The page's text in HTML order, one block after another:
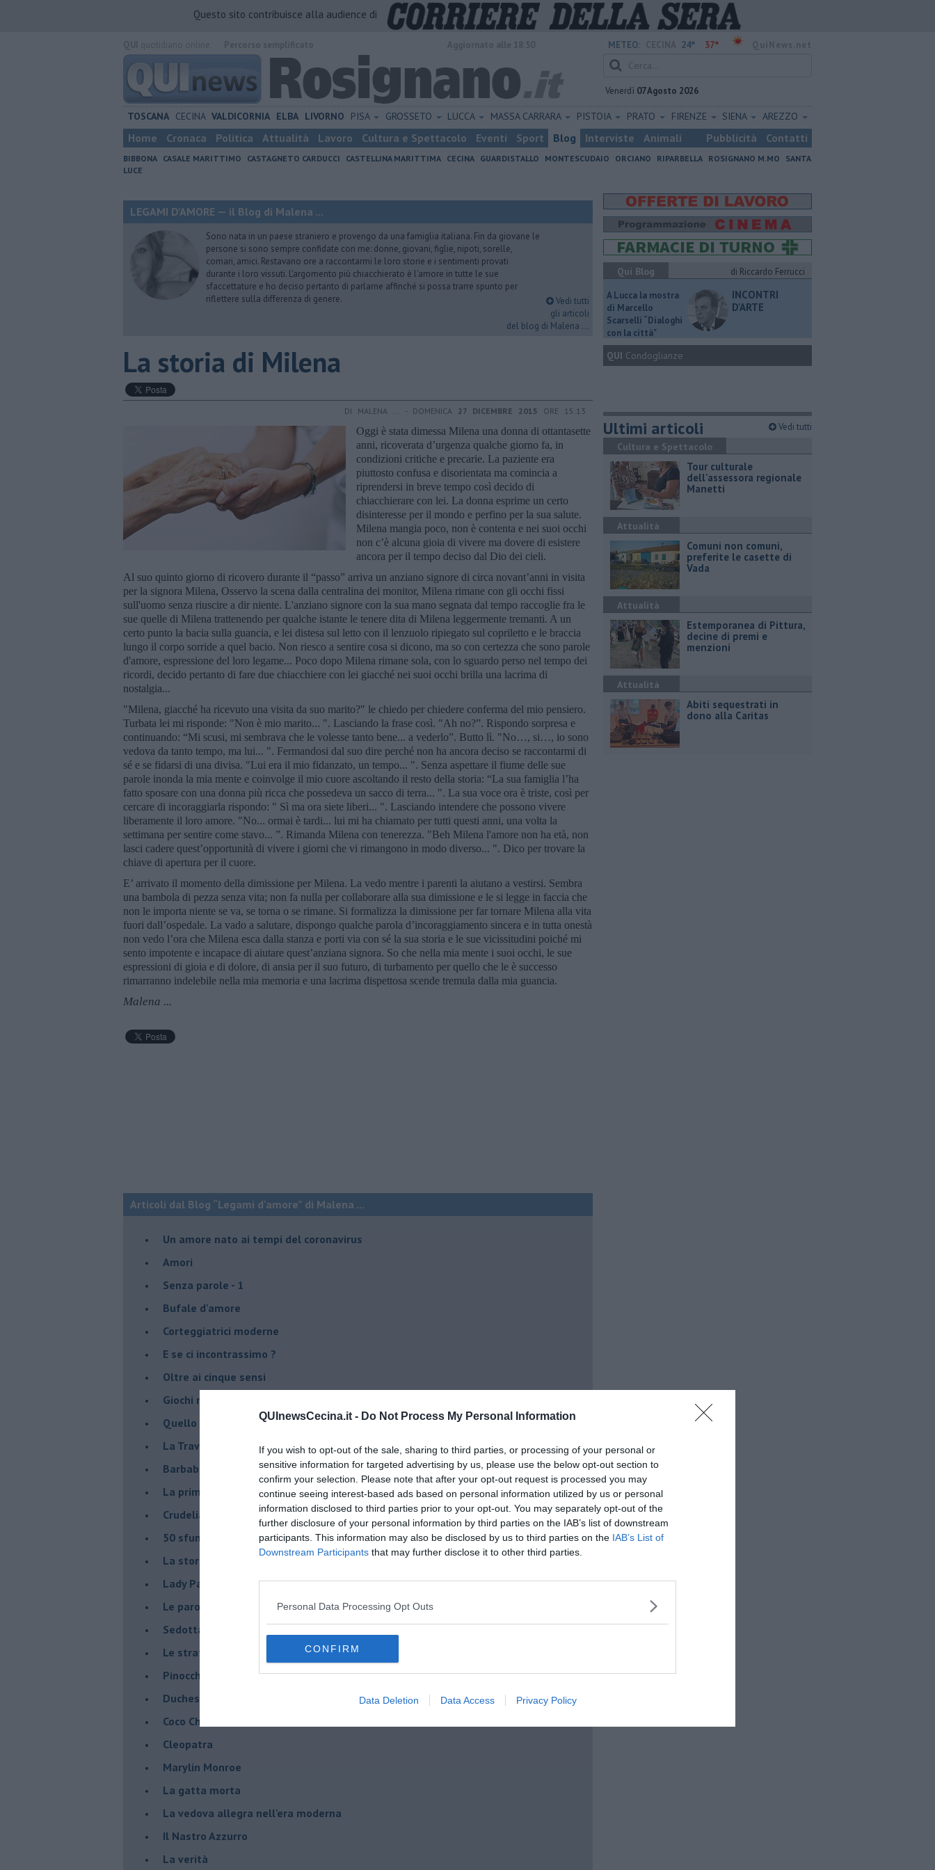
QUInewsCecina.it - Do Not Process My Personal Information
If you wish to opt-out of the sale, sharing to third parties, or processing of your personal or
sensitive information for targeted advertising by us, please use the below opt-out section to
confirm your selection. Please note that after your opt-out request is processed you may
continue seeing interest-based ads based on personal information utilized by us or personal
information disclosed to third parties prior to your opt-out. You may separately opt-out of the
further disclosure of your personal information by third parties on the IAB’s list of downstream
participants. This information may also be disclosed by us to third parties on the IAB’s List of
Downstream Participants that may further disclose it to other third parties.
Personal Data Processing Opt Outs
CONFIRM
Data Deletion Data Access Privacy Policy
Questo sito contribuisce alla audience di
METEO: 24° 37°
Venerdì 07 Agosto 2026
TOSCANA CECINA VALDICORNIA ELBA LIVORNO PISA GROSSETO LUCCA MASSA CARRARA PISTOIA PRATO FIRENZE SIENA AREZZO
Home Cronaca Politica Attualità Lavoro Cultura e Spettacolo Eventi Sport Blog Interviste Animali Pubblicità Contatti
BIBBONA CASALE MARITTIMO CASTAGNETO CARDUCCI CASTELLINA MARITTIMA CECINA GUARDISTALLO MONTESCUDAIO ORCIANO RIPARBELLA ROSIGNANO M.MO
SANTA
LUCE
LEGAMI D'AMORE — il Blog di Malena ...
Sono nata in un paese straniero e provengo da una famiglia italiana. Fin da giovane le
persone si sono sempre confidate con me: donne, giovani, figlie, nipoti, sorelle,
comari, amici. Restavano ore a raccontarmi le loro storie e i sentimenti provati
durante i loro vissuti. L'argomento più chiacchierato è l'amore in tutte le sue
sfaccettature e ho deciso pertanto di parlarne affinché si possa trarre spunto per
riflettere sulla differenza di genere.
Vedi tutti
gli articoli
del blog di Malena ...
La storia di Milena
DI MALENA ... - DOMENICA 27 DICEMBRE 2015 ORE 15:13
Oggi è stata dimessa Milena una donna di ottantasette
anni, ricoverata d’urgenza qualche giorno fa, in
condizioni critiche e precarie. La paziente era
piuttosto confusa e disorientata ma comincia a
riprendersi in breve tempo così decido di
chiacchierare con lei. La donna esprime un certo
disinteresse per il mondo e perfino per la sua salute.
Milena mangia poco, non è contenta e nei suoi occhi
non c’è alcuna gioia di vivere ma dovere di esistere
ancora per il tempo deciso dal Dio dei cieli.
Al suo quinto giorno di ricovero durante il “passo” arriva un anziano signore di circa novant’anni in visita
per la signora Milena, Osservo la scena dalla centralina dei monitor, Milena rimane con gli occhi fissi
sull'uomo senza riuscire a dir niente. L'anziano signore con la sua mano segnata dal tempo raccoglie fra le
sue quelle di Milena trattenendo per qualche istante le tenere dita di Milena leggermente tremanti. A un
certo punto la bacia sulla guancia, e lei distesa sul letto con il lenzuolo ripiegato sul copriletto e le braccia
lungo il corpo sorride a quel bacio. Non riesco a sentire cosa si dicono, ma so con certezza che sono parole
d'amore, espressione del loro legame... Poco dopo Milena rimane sola, con lo sguardo perso nel tempo dei
ricordi, decido pertanto di fare due chiacchiere con lei giacché nei suoi occhi brilla una lacrima di
nostalgia...
"Milena, giacché ha ricevuto una visita da suo marito?" le chiedo per chiedere conferma del mio pensiero.
Turbata lei mi risponde: "Non è mio marito... ". Lasciando la frase così. "Ah no?”. Rispondo sorpresa e
continuando: “Mi scusi, mi sembrava che le volesse tanto bene... a vederlo”. Butto lì. "No…, si…, io sono
vedova da tanto tempo, ma lui... ". Fermandosi dal suo dire perché non ha ancora deciso se raccontarmi di
sé e se fidarsi di una divisa. "Lui era il mio fidanzato, un tempo... ". Senza aspettare il fiume delle sue
parole inonda la mia mente e coinvolge il mio cuore ascoltando il resto della storia: “La sua famiglia l’ha
fatto sposare con una donna più ricca che possedeva un sacco di terra... ". La sua voce ora è triste, così per
cercare di incoraggiarla rispondo: " Sì ma ora siete liberi... ". Lasciando intendere che possono vivere
liberamente il loro amore. "No... ormai è tardi... lui mi ha chiamato per tutti questi anni, una volta la
settimana per sentire come stavo... ”. Rimanda Milena con tenerezza. "Beh Milena l'amore non ha età, non
lasci cadere quest’opportunità di vivere i giorni che vi rimangono in modo diverso... ". Dico per trovare la
chiave di apertura per il cuore.
E’ arrivato il momento della dimissione per Milena. La vedo mentre i parenti la aiutano a vestirsi. Sembra
una bambola di pezza senza vita; non fa nulla per collaborare alla sua dimissione e le si legge in faccia che
non le importa niente se va, se torna o se rimane. Si formalizza la dimissione per far tornare Milena alla vita
fuori dall’ospedale. La vado a salutare, dispongo qualche parola d’incoraggiamento sincera e in tutta onestà
non vedo l’ora che Milena esca dalla stanza e porti via con sé la sua storia e le sue vicissitudini poiché mi
sento impotente e incapace di aiutare quest’anziana signora. So che nella mia mente i suoi occhi, le sue
espressioni di gioia e di dolore, di ansia per il suo futuro, di turbamento per quello che le è successo
rimarranno indelebile nella mia memoria e una lacrima dispettosa scende tremula dalla mia guancia.
Malena ...
Articoli dal Blog “Legami d'amore” di Malena ...
Un amore nato ai tempi del coronavirus
Amori
Senza parole - 1
Bufale d'amore
Corteggiatrici moderne
E se ci incontrassimo ?
Oltre ai cinque sensi
Giochi nel bosco
Quello che vogliono le donne
La Traviata in versione moderna
Barbablù
La prima volta
Crudelia De Mon
50 sfumature di uomini
La storia di Ao e di Aki
Lady Paola, il principe Gaetano e Cinzia
Le parole di Mina e le risposte di Adriano
Sedotta e abbandonata
Le strategie di corteggiamento
Pinocchio
Duchessa e Romeo
Coco Chanel
Cleopatra
Marylin Monroe
La gatta morta
La vedova allegra nell'era moderna
​Il Nastro Azzurro
La verità
Qui Blog
di Riccardo Ferrucci
A Lucca la mostra
di Marcello
Scarselli “Dialoghi
con la città"
INCONTRI
D'ARTE
QUI Condoglianze
Ultimi articoli Vedi tutti
Cultura e Spettacolo
Tour culturale
dell'assessora regionale
Manetti
Attualità
Comuni non comuni,
preferite le casette di
Vada
Attualità
Estemporanea di Pittura,
decine di premi e
menzioni
Attualità
Abiti sequestrati in
dono alla Caritas